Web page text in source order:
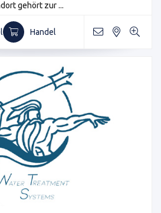
gehört zur ...
Handel